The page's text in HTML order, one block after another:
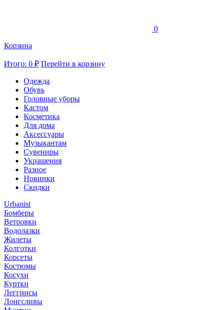
0
Корзина
Итого: 0 ₽ Перейти в корзину
Одежда
Обувь
Головные уборы
Кастом
Косметика
Для дома
Аксессуары
Музыкантам
Сувениры
Украшения
Разное
Новинки
Скидки
Urbanist
Бомберы
Ветровки
Водолазки
Жилеты
Колготки
Корсеты
Костюмы
Косухи
Куртки
Леггинсы
Лонгсливы